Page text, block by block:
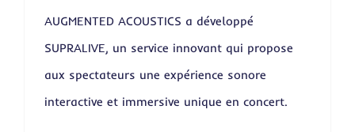
AUGMENTED ACOUSTICS a développé
SUPRALIVE, un service innovant qui propose
aux spectateurs une expérience sonore
interactive et immersive unique en concert.